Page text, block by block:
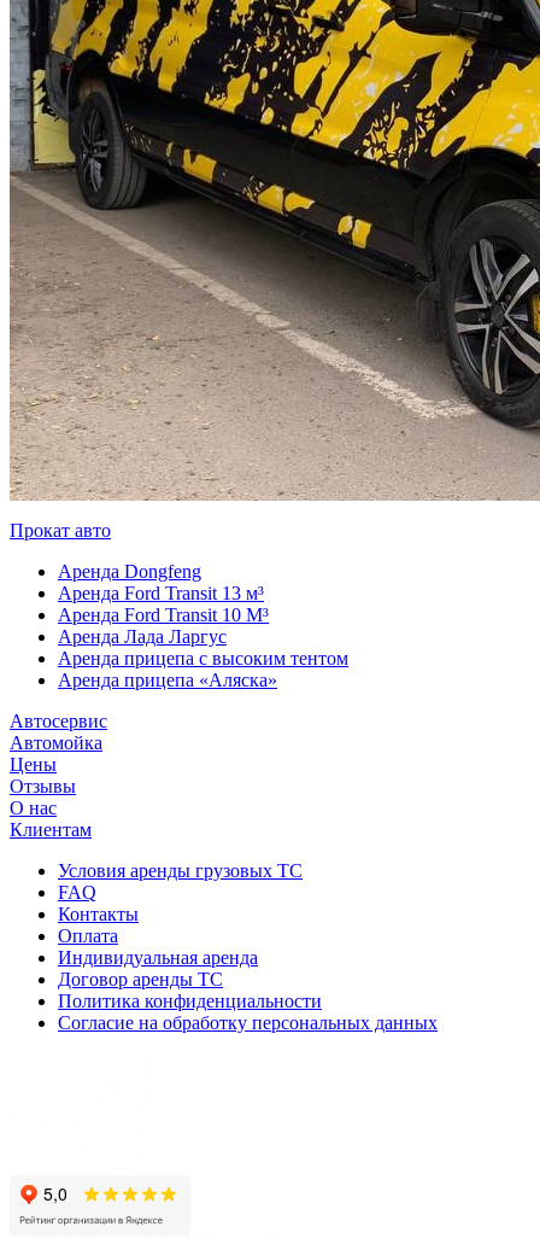
Прокат авто
Аренда Dongfeng
Аренда Ford Transit 13 м³
Аренда Ford Transit 10 М³
Аренда Лада Ларгус
Аренда прицепа с высоким тентом
Аренда прицепа «Аляска»
Автосервис
Автомойка
Цены
Отзывы
О нас
Клиентам
Условия аренды грузовых ТС
FAQ
Контакты
Оплата
Индивидуальная аренда
Договор аренды ТС
Политика конфиденциальности
Согласие на обработку персональных данных